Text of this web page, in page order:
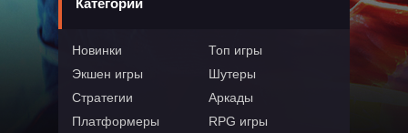
Категории
Новинки
Топ игры
Экшен игры
Шутеры
Стратегии
Аркады
Платформеры
RPG игры